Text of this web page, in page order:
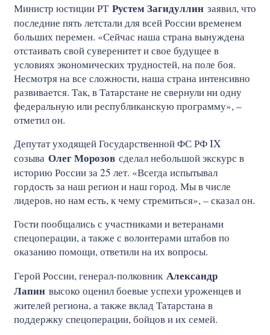
Министр юстиции РТ Рустем Загидуллин заявил, что
последние пять летстали для всей России временем
больших перемен. «Сейчас наша страна вынуждена
отстаивать свой суверенитет и свое будущее в
условиях экономических трудностей, на поле боя.
Несмотря на все сложности, наша страна интенсивно
развивается. Так, в Татарстане не свернули ни одну
федеральную или республиканскую программу», –
отметил он.
Депутат уходящей Государственной ФС РФ IX
созыва Олег Морозов сделал небольшой экскурс в
историю России за 25 лет. «Всегда испытывал
гордость за наш регион и наш город. Мы в числе
лидеров, но нам есть, к чему стремиться», – сказал он.
Гости пообщались с участниками и ветеранами
спецоперации, а также с волонтерами штабов по
оказанию помощи, ответили на их вопросы.
Герой России, генерал-полковник Александр
Лапин высоко оценил боевые успехи уроженцев и
жителей региона, а также вклад Татарстана в
поддержку спецоперации, бойцов и их семей.